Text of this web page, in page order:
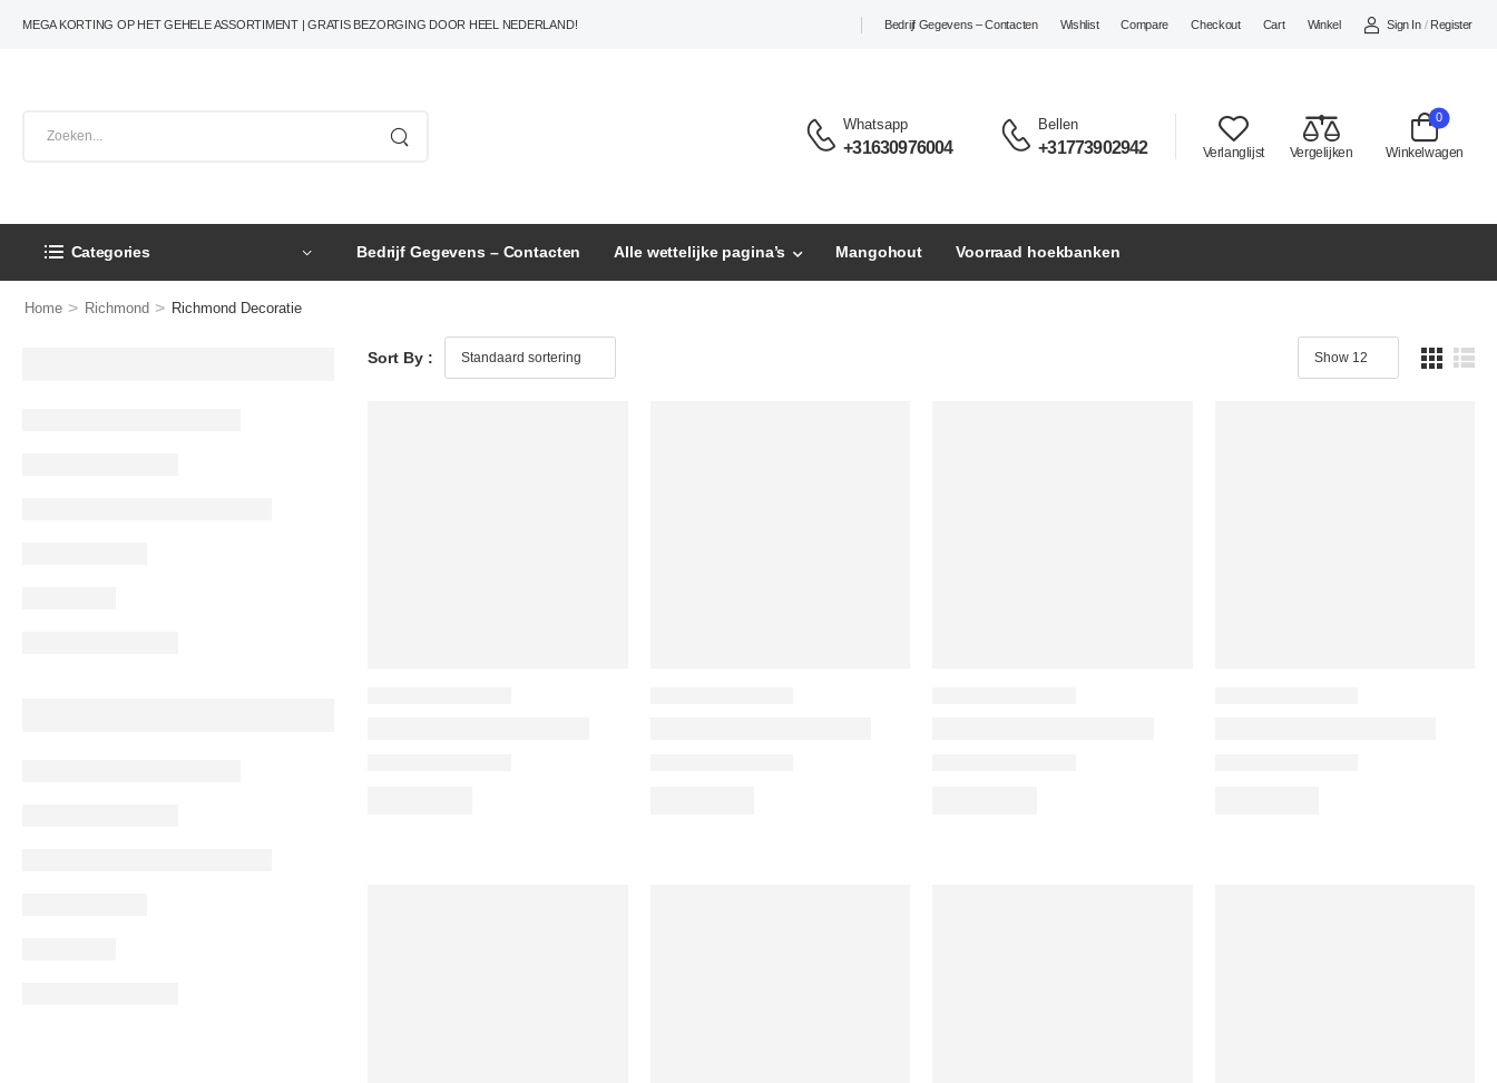
MEGA KORTING OP HET GEHELE ASSORTIMENT | GRATIS BEZORGING DOOR HEEL NEDERLAND! Bedrijf Gegevens – Contacten Wishlist Compare Checkout Cart Winkel Sign In / Register
Whatsapp
+31630976004
Bellen
+31773902942 Verlanglijst Vergelijken Winkelwagen
0
Categories Bedrijf Gegevens – Contacten Alle wettelijke pagina’s Mangohout Voorraad hoekbanken
Home > Richmond > Richmond Decoratie
Sort By :